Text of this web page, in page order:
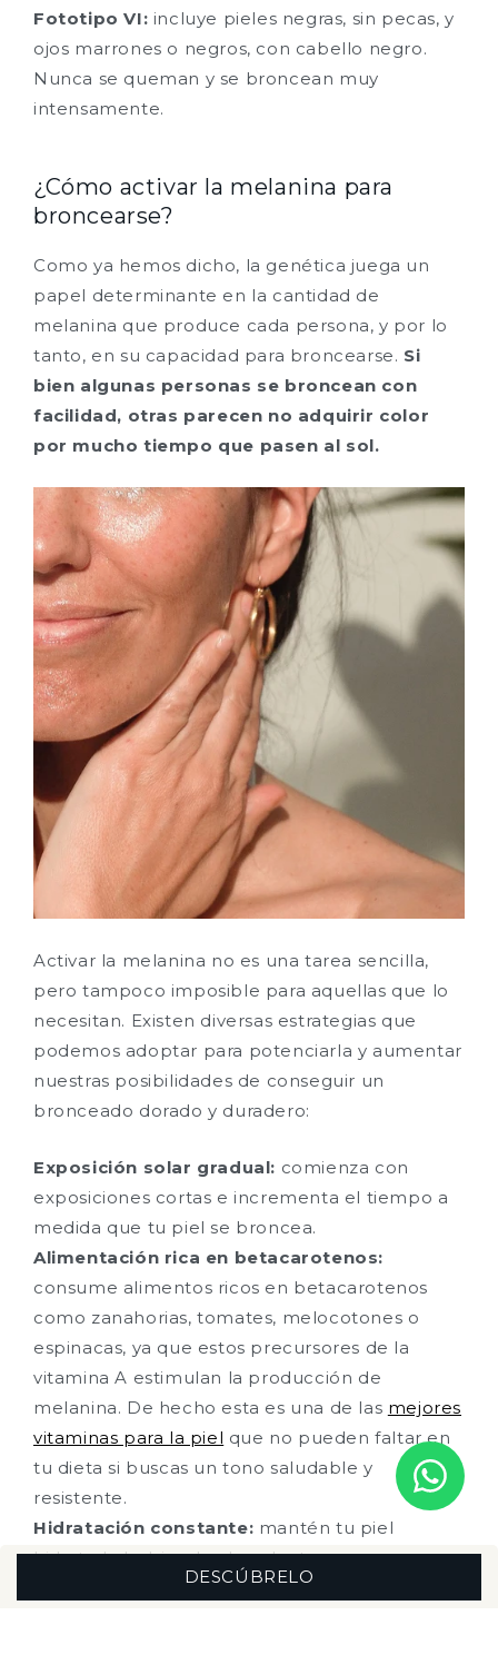
Fototipo VI: incluye pieles negras, sin pecas, y
ojos marrones o negros, con cabello negro.
Nunca se queman y se broncean muy
intensamente.
¿Cómo activar la melanina para
broncearse?
Como ya hemos dicho, la genética juega un
papel determinante en la cantidad de
melanina que produce cada persona, y por lo
tanto, en su capacidad para broncearse. Si
bien algunas personas se broncean con
facilidad, otras parecen no adquirir color
por mucho tiempo que pasen al sol.
Activar la melanina no es una tarea sencilla,
pero tampoco imposible para aquellas que lo
necesitan. Existen diversas estrategias que
podemos adoptar para potenciarla y aumentar
nuestras posibilidades de conseguir un
bronceado dorado y duradero:
Exposición solar gradual: comienza con
exposiciones cortas e incrementa el tiempo a
medida que tu piel se broncea.
Alimentación rica en betacarotenos:
consume alimentos ricos en betacarotenos
como zanahorias, tomates, melocotones o
espinacas, ya que estos precursores de la
vitamina A estimulan la producción de
melanina. De hecho esta es una de las mejores
vitaminas para la piel que no pueden faltar en
tu dieta si buscas un tono saludable y
resistente.
Hidratación constante: mantén tu piel
hidratada bebiendo abundante agua y
utilizando cremas hidratantes, ya que una piel
DESCÚBRELO